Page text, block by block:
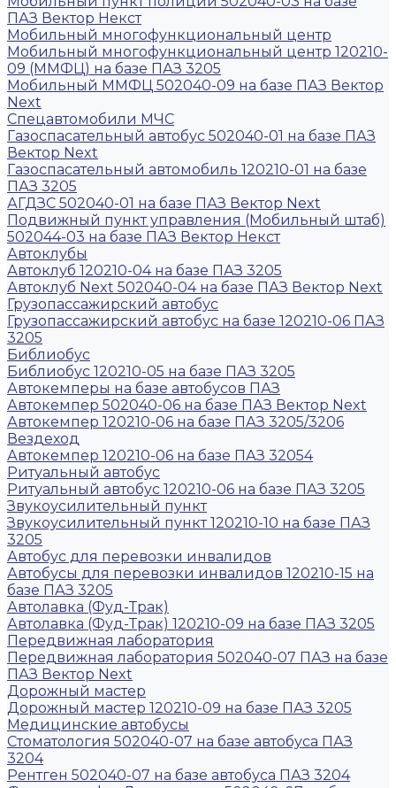
ПАЗ Вектор Некст
Мобильный многофункциональный центр
Мобильный многофункциональный центр 120210-
09 (ММФЦ) на базе ПАЗ 3205
Мобильный ММФЦ 502040-09 на базе ПАЗ Вектор
Next
Спецавтомобили МЧС
Газоспасательный автобус 502040-01 на базе ПАЗ
Вектор Next
Газоспасательный автомобиль 120210-01 на базе
ПАЗ 3205
АГДЗС 502040-01 на базе ПАЗ Вектор Next
Подвижный пункт управления (Мобильный штаб)
502044-03 на базе ПАЗ Вектор Некст
Автоклубы
Автоклуб 120210-04 на базе ПАЗ 3205
Автоклуб Next 502040-04 на базе ПАЗ Вектор Next
Грузопассажирский автобус
Грузопассажирский автобус на базе 120210-06 ПАЗ
3205
Библиобус
Библиобус 120210-05 на базе ПАЗ 3205
Автокемперы на базе автобусов ПАЗ
Автокемпер 502040-06 на базе ПАЗ Вектор Next
Автокемпер 120210-06 на базе ПАЗ 3205/3206
Вездеход
Автокемпер 120210-06 на базе ПАЗ 32054
Ритуальный автобус
Ритуальный автобус 120210-06 на базе ПАЗ 3205
Звукоусилительный пункт
Звукоусилительный пункт 120210-10 на базе ПАЗ
3205
Автобус для перевозки инвалидов
Автобусы для перевозки инвалидов 120210-15 на
базе ПАЗ 3205
Автолавка (Фуд-Трак)
Автолавка (Фуд-Трак) 120210-09 на базе ПАЗ 3205
Передвижная лаборатория
Передвижная лаборатория 502040-07 ПАЗ на базе
ПАЗ Вектор Next
Дорожный мастер
Дорожный мастер 120210-09 на базе ПАЗ 3205
Медицинские автобусы
Стоматология 502040-07 на базе автобуса ПАЗ
3204
Рентген 502040-07 на базе автобуса ПАЗ 3204